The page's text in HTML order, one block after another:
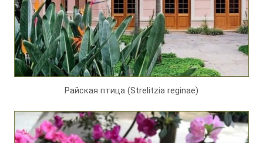
Райская птица (Strelitzia reginae)